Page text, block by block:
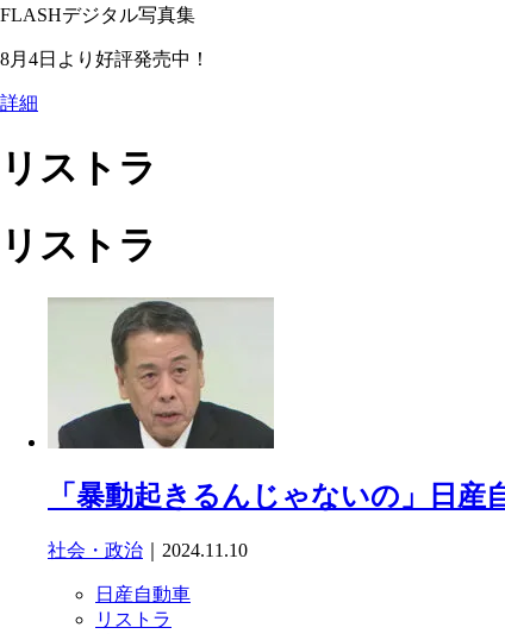
FLASHデジタル写真集
8月4日より好評発売中！
詳細
リストラ
リストラ
「暴動起きるんじゃないの」日
社会・政治 ｜2024.11.10
日産自動車
リストラ